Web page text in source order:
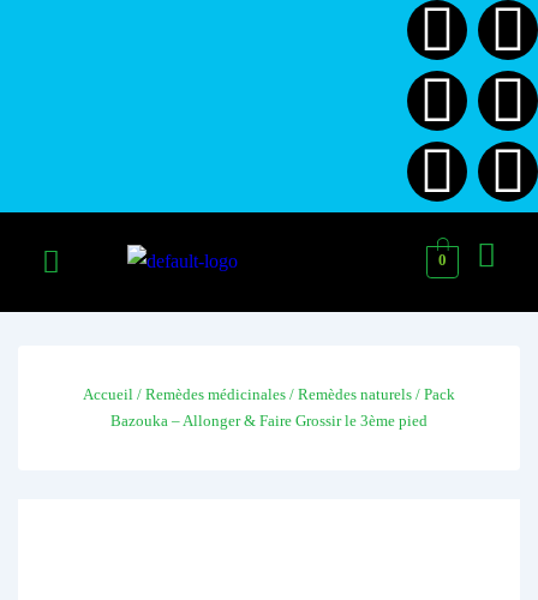
0
Accueil / Remèdes médicinales / Remèdes naturels / Pack
Bazouka – Allonger & Faire Grossir le 3ème pied